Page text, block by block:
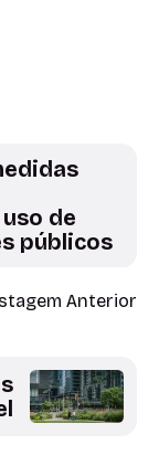
de
públicos
Anterior